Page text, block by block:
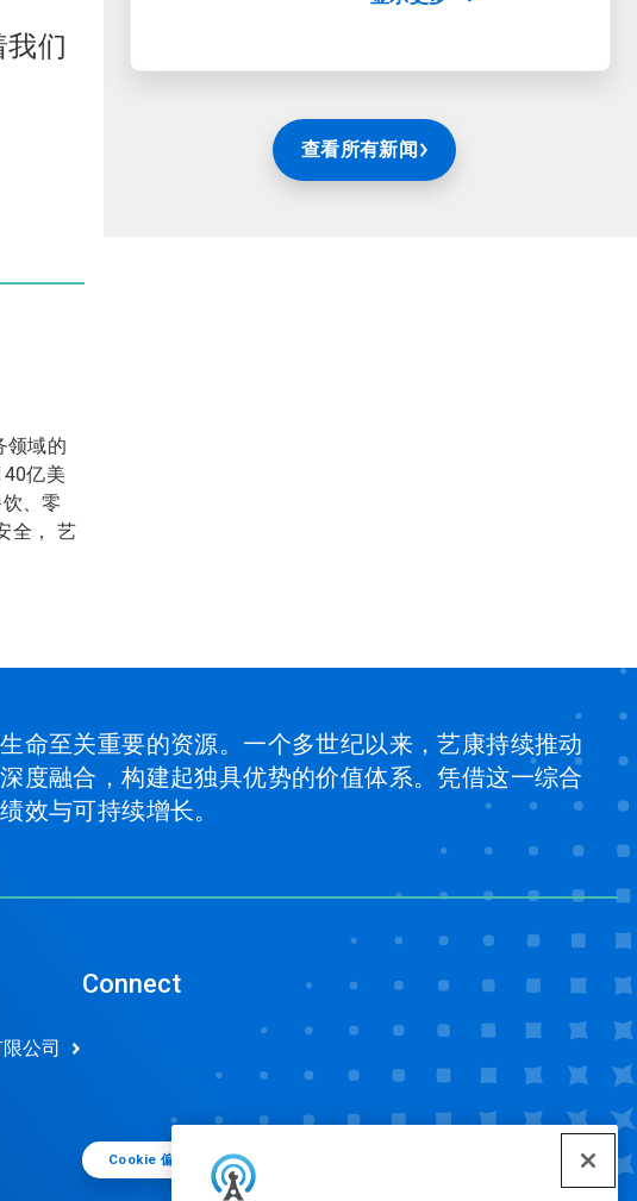
们
领域的
亿美
、零
全， 艺
查看所有新闻
命至关重要的资源。一个多世纪以来，艺康持续推动
度融合，构建起独具优势的价值体系。凭借这一综合
效与可持续增长。
公司
Connect
Cookie 偏好